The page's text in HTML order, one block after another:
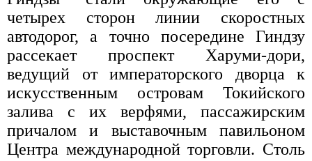
четырех сторон линии скоростных
автодорог, а точно посередине Гиндзу
рассекает проспект Харуми-дори,
ведущий от императорского дворца к
искусственным островам Токийского
залива с их верфями, пассажирским
причалом и выставочным павильоном
Центра международной торговли. Столь